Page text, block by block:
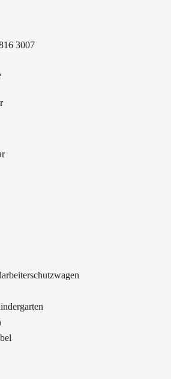
3007